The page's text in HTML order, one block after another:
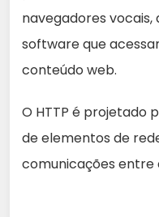
navegadores
software que
conteúdo web.
O HTTP é projetado
de elementos de
comunicações entre